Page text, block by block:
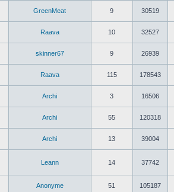
GreenMeat 9 30519
Raava 10 32527
skinner67 9 26939
Raava 115 178543
Archi 3 16506
Archi 55 120318
Archi 13 39004
Leann 14 37742
Anonyme 51 105187